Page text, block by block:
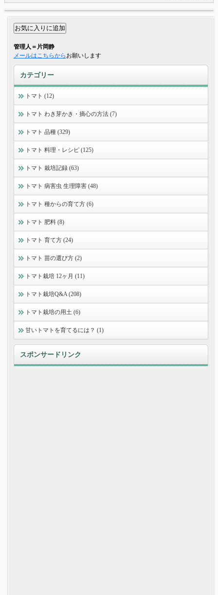
管理人＝片岡静
メールはこちらから お願いします
カテゴリー
トマト (12)
トマト わき芽かき・摘心の方法 (7)
トマト 品種 (329)
トマト 料理・レシピ (125)
トマト 栽培記録 (63)
トマト 病害虫 生理障害 (48)
トマト 種からの育て方 (6)
トマト 肥料 (8)
トマト 育て方 (24)
トマト 苗の選び方 (2)
トマト栽培 12ヶ月 (11)
トマト栽培Q&A (208)
トマト栽培の用土 (6)
甘いトマトを育てるには？ (1)
スポンサードリンク